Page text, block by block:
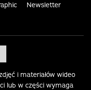
Newsletter
i materiałów wideo
lub w części wymaga